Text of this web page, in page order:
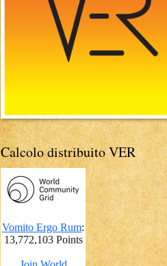
Calcolo distribuito VER